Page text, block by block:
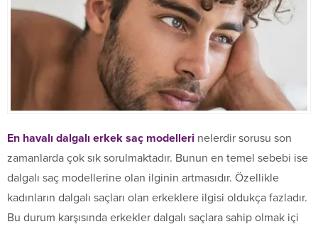
En havalı dalgalı erkek saç modelleri nelerdir sorusu son
zamanlarda çok sık sorulmaktadır. Bunun en temel sebebi ise
dalgalı saç modellerine olan ilginin artmasıdır. Özellikle
kadınların dalgalı saçları olan erkeklere ilgisi oldukça fazladır.
Bu durum karşısında erkekler dalgalı saçlara sahip olmak içi